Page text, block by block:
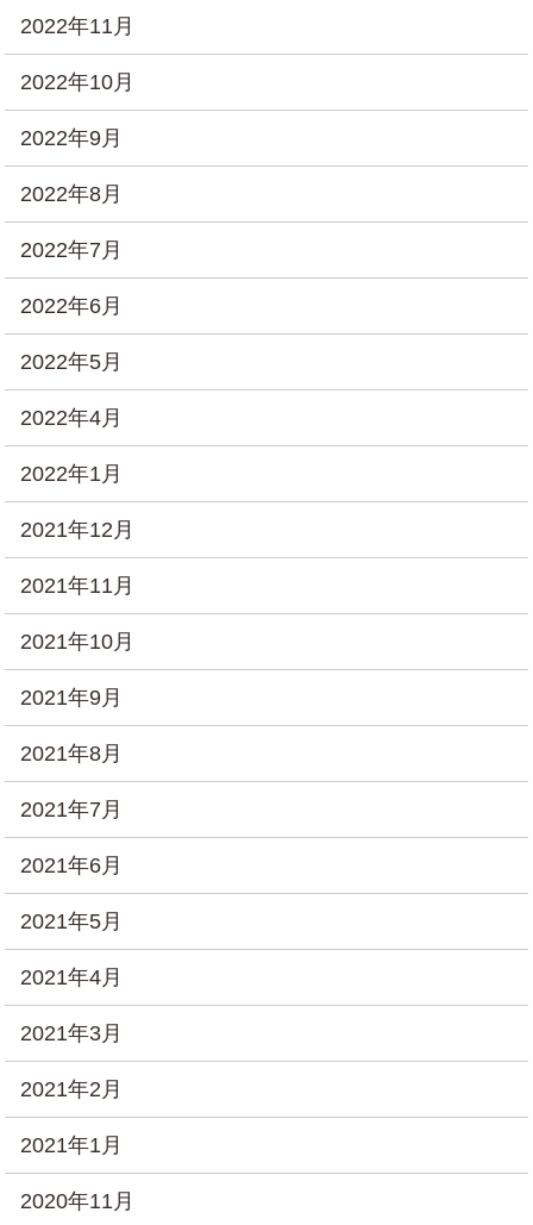
2022年11月
2022年10月
2022年9月
2022年8月
2022年7月
2022年6月
2022年5月
2022年4月
2022年1月
2021年12月
2021年11月
2021年10月
2021年9月
2021年8月
2021年7月
2021年6月
2021年5月
2021年4月
2021年3月
2021年2月
2021年1月
2020年11月